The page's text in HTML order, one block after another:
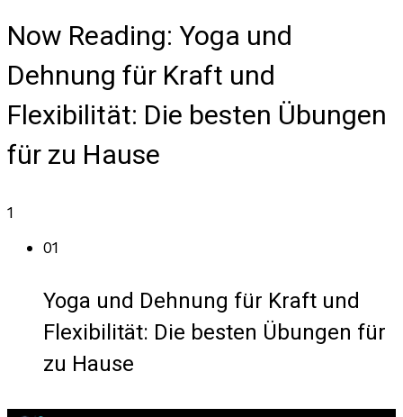
Now Reading: Yoga und
Dehnung für Kraft und
Flexibilität: Die besten Übungen
für zu Hause
1
01
Yoga und Dehnung für Kraft und
Flexibilität: Die besten Übungen für
zu Hause